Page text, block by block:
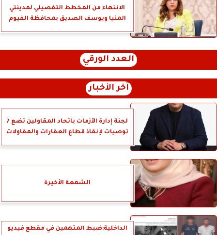
الانتهاء من المخطط التفصيلي لمدينتي
المنيا ويوسف الصديق بمحافظة الفيوم
العدد الورقي
آخر الأخبار
لجنة إدارة الأزمات باتحاد المقاولين تضع 7
توصيات لإنقاذ قطاع العقارات والمقاولات
الشمعة الأخيرة
الداخلية:ضبط المتهمين في مقطع فيديو